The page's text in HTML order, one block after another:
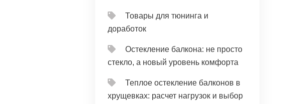
Товары для тюнинга и
доработок
Остекление балкона: не просто
стекло, а новый уровень комфорта
Теплое остекление балконов в
хрущевках: расчет нагрузок и выбор